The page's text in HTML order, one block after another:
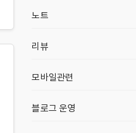
노트
리뷰
모바일관련
블로그 운영